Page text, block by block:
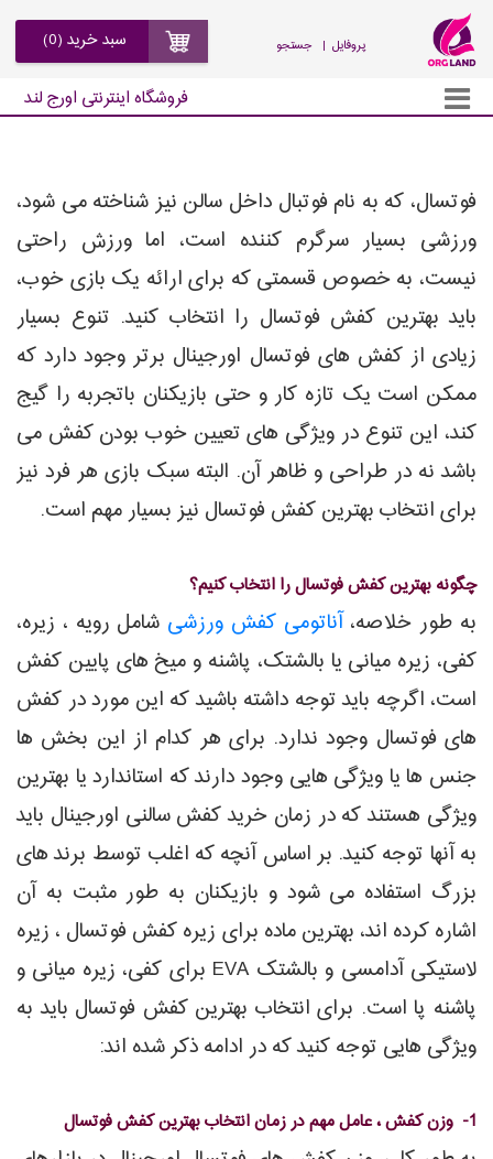
جستجو | پروفایل
فروشگاه اینترنتی اورج لند
سبد خرید (0)
فوتسال، که به نام فوتبال داخل سالن نیز شناخته می شود،
ورزشی بسیار سرگرم کننده است، اما ورزش راحتی
نیست، به خصوص قسمتی که برای ارائه یک بازی خوب،
باید بهترین کفش فوتسال را انتخاب کنید. تنوع بسیار
زیادی از کفش های فوتسال اورجینال برتر وجود دارد که
ممکن است یک تازه کار و حتی بازیکنان باتجربه را گیج
کند، این تنوع در ویژگی های تعیین خوب بودن کفش می
باشد نه در طراحی و ظاهر آن. البته سبک بازی هر فرد نیز
برای انتخاب بهترین کفش فوتسال نیز بسیار مهم است.
چگونه بهترین کفش فوتسال را انتخاب کنیم؟
به طور خلاصه،آناتومی کفش ورزشی شامل رویه ، زیره،
کفی، زیره میانی یا بالشتک، پاشنه و میخ های پایین کفش
است، اگرچه باید توجه داشته باشید که این مورد در کفش
های فوتسال وجود ندارد. برای هر کدام از این بخش ها
جنس ها یا ویژگی هایی وجود دارند که استاندارد یا بهترین
ویژگی هستند که در زمان خرید کفش سالنی اورجینال باید
به آنها توجه کنید. بر اساس آنچه که اغلب توسط برند های
بزرگ استفاده می شود و بازیکنان به طور مثبت به آن
اشاره کرده اند، بهترین ماده برای زیره کفش فوتسال ، زیره
لاستیکی آدامسی و بالشتک EVA برای کفی، زیره میانی و
پاشنه پا است. برای انتخاب بهترین کفش فوتسال باید به
ویژگی هایی توجه کنید که در ادامه ذکر شده اند:
1- وزن کفش ، عامل مهم در زمان انتخاب بهترین کفش فوتسال